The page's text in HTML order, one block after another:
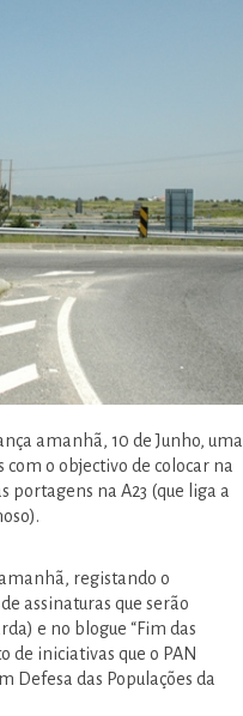
amanhã, 10 de Junho, uma
o objectivo de colocar na
portagens na A23 (que liga a
registando o
assinaturas que serão
e no blogue “Fim das
de iniciativas que o PAN
Defesa das Populações da